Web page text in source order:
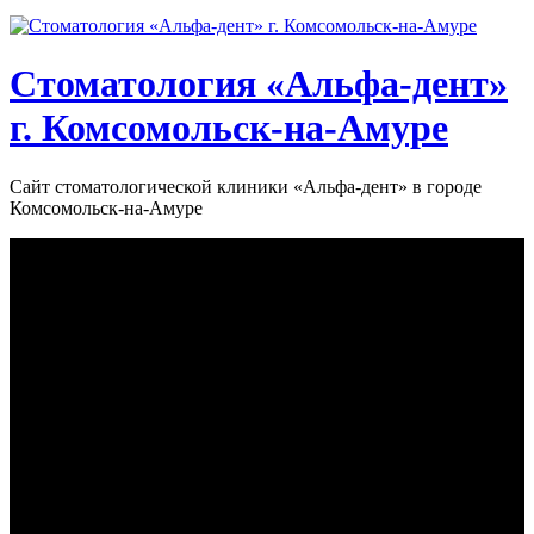
Стоматология «‎Альфа-дент»‎
г. Комсомольск-на-Амуре
Сайт стоматологической клиники «‎Альфа-дент» в городе
Комсомольск-на-Амуре